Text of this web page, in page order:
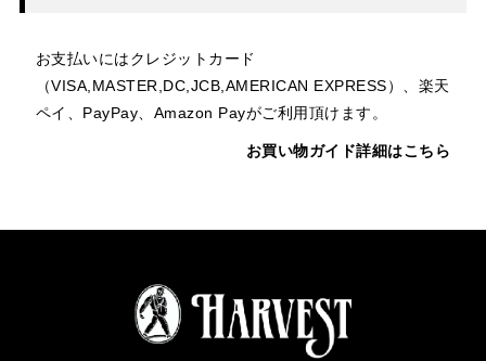
お支払いにはクレジットカード
（VISA,MASTER,DC,JCB,AMERICAN EXPRESS）、楽天
ペイ、PayPay、Amazon Payがご利用頂けます。
お買い物ガイド詳細はこちら